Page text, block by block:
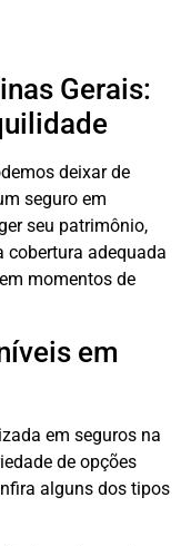
Gerais:
deixar de
seguro em
seu patrimônio,
cobertura adequada
momentos de
em
em seguros na
de opções
alguns dos tipos